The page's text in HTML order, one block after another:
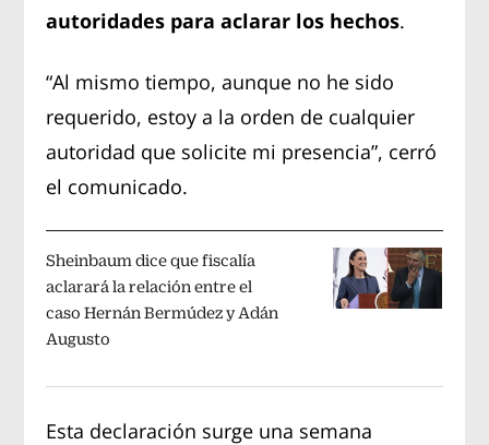
autoridades para aclarar los hechos.
“Al mismo tiempo, aunque no he sido
requerido, estoy a la orden de cualquier
autoridad que solicite mi presencia”, cerró
el comunicado.
Sheinbaum dice que fiscalía
aclarará la relación entre el
caso Hernán Bermúdez y Adán
Augusto
Esta declaración surge una semana